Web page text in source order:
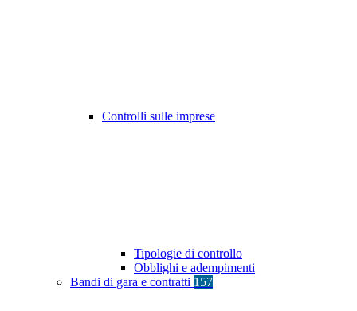
Controlli sulle imprese
Tipologie di controllo
Obblighi e adempimenti
Bandi di gara e contratti 157